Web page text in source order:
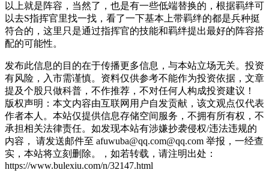
以上就是阵容，当然了，也是有一些低端替换的，根据羁绊可
以去S指挥官里找一找，看了一下基本上带羁绊的都是兵种挺
符合的，这里只是通过指挥官的技能和羁绊提出最好的阵容搭
配的可能性。
发布此信息的目的在于传播更多信息，与本站立场无关。投资
有风险，入市需谨慎。资料仅供参考不能作为投资依据，文章
提及个股只做科普，不作推荐，不对任何人构成投资建议！
版权声明：本文内容由互联网用户自发贡献，该文观点仅代表
作者本人。本站仅提供信息存储空间服务，不拥有所有权，不
承担相关法律责任。如发现本站有涉嫌抄袭侵权/违法违规的
内容， 请发送邮件至 afuwuba@qq.com@qq.com 举报，一经查
实，本站将立刻删除。，如若转载，请注明出处：
https://www.bulexiu.com/n/32147.html